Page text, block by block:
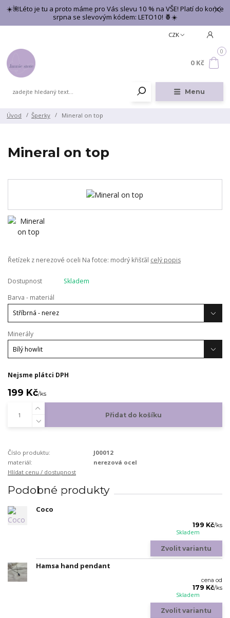
☀️🌺Léto je tu a proto máme pro Vás slevu 10 % na VŠE! Platí do konce
srpna se slevovým kódem: LETO10! 🍍☀️
Menu
CZK
0
0 Kč
Úvod Šperky Mineral on top
Mineral on top
Řetízek z nerezové oceli Na fotce: modrý křišťál celý popis
Dostupnost
Skladem
Barva - materiál
Minerály
Nejsme plátci DPH
199 Kč/ks
Přidat do košíku
Číslo produktu:
J00012
materiál:
nerezová ocel
Hlídat cenu / dostupnost
Podobné produkty
Coco
199 Kč/ks
Skladem
Zvolit variantu
Hamsa hand pendant
cena od
179 Kč/ks
Skladem
Zvolit variantu